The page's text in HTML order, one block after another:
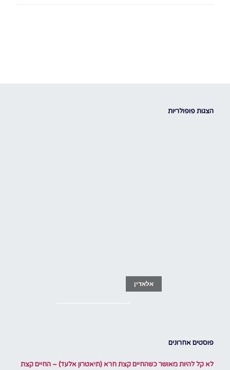
הצגות פופולריות
אלאדין
פוסטים אחרונים
לא קל להיות מאושר כשהחיים קצת חרא (תיאטרון אלעד) – החיים קצת